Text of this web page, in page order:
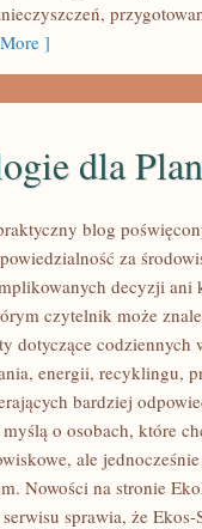
]
dla
blog
za
decyzji ani
czytelnik może
dotyczące
energii, recyklingu,
bardziej
o osobach, które
ale
Nowości na stronie
serwisu sprawia, że